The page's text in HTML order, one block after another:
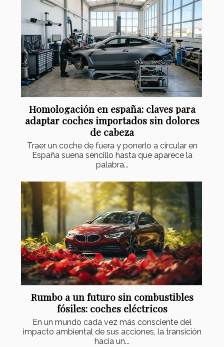
Homologación en españa: claves para
adaptar coches importados sin dolores
de cabeza
Traer un coche de fuera y ponerlo a circular en
España suena sencillo hasta que aparece la
palabra...
Rumbo a un futuro sin combustibles
fósiles: coches eléctricos
En un mundo cada vez más consciente del
impacto ambiental de sus acciones, la transición
hacia un...